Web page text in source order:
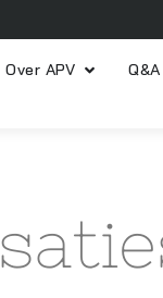
Over APV Q&A